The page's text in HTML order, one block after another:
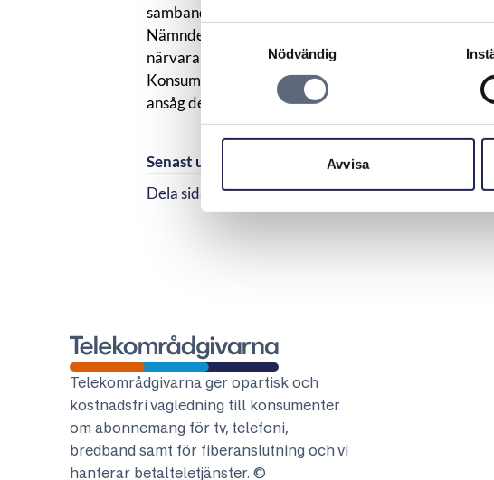
Samtyckesval
Nödvändig
Avvisa
samband med detta.
Nämnden konstaterade att det utifrån
närvarande i bakgrunden under samtalet när
Konsumenten måste därför ha insett vad samtalet
ansåg det därför vara bevisat att avtal ingåtts med
Senast uppdaterad:
2026-04-24
Dela sidan
Telekområdgivarna
Telekområdgivarna ger opartisk och
kostnadsfri vägledning till konsumenter
om abonnemang för tv, telefoni,
bredband samt för fiberanslutning och vi
hanterar betalteletjänster. ©